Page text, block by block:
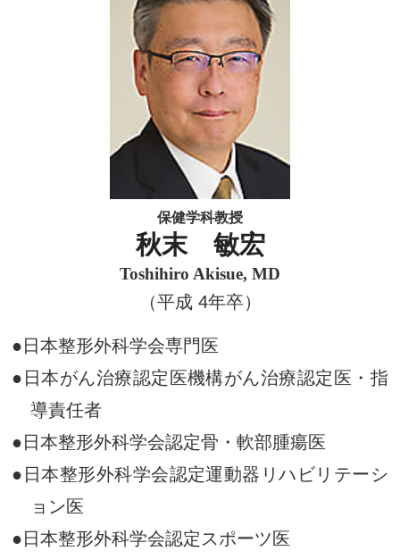
保健学科教授
秋末 敏宏
Toshihiro Akisue, MD
（平成 4年卒）
●日本整形外科学会専門医
●日本がん治療認定医機構がん治療認定医・指
導責任者
●日本整形外科学会認定骨・軟部腫瘍医
●日本整形外科学会認定運動器リハビリテーシ
ョン医
●日本整形外科学会認定スポーツ医